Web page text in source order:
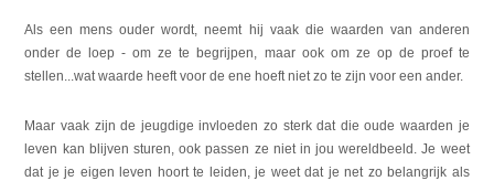
Als een mens ouder wordt, neemt hij vaak die waarden van anderen
onder de loep - om ze te begrijpen, maar ook om ze op de proef te
stellen...wat waarde heeft voor de ene hoeft niet zo te zijn voor een ander.
Maar vaak zijn de jeugdige invloeden zo sterk dat die oude waarden je
leven kan blijven sturen, ook passen ze niet in jou wereldbeeld. Je weet
dat je je eigen leven hoort te leiden, je weet dat je net zo belangrijk als